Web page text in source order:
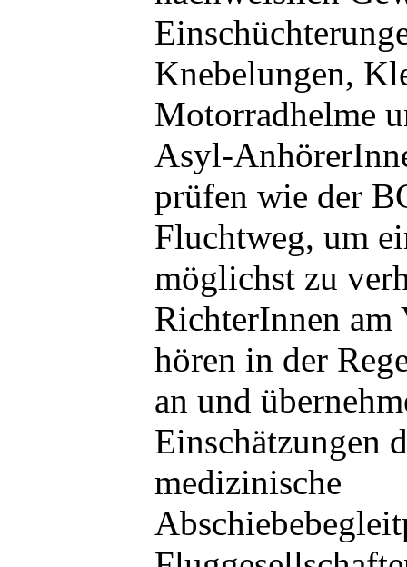
Knebelungen,
Motorradhelme
Asyl-
prüfen wie der
Fluchtweg, um
möglichst zu
RichterInnen am
hören in der
an und
Einschätzungen
medizinische